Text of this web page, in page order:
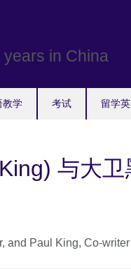
教学 考试 留学
与大